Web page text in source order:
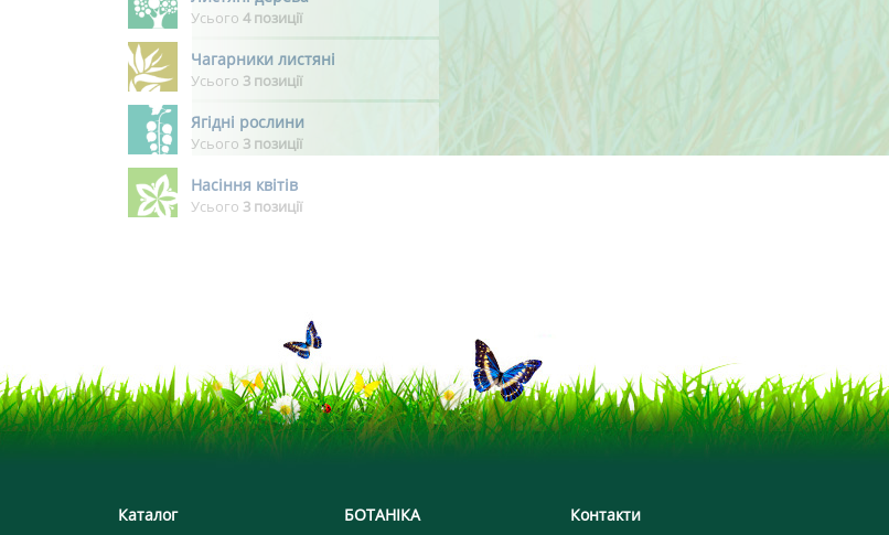
Усього 4 позиції
Чагарники листяні
Усього 3 позиції
Ягідні рослини
Усього 3 позиції
Насіння квітів
Усього 3 позиції
Каталог
БОТАНІКА
Контакти